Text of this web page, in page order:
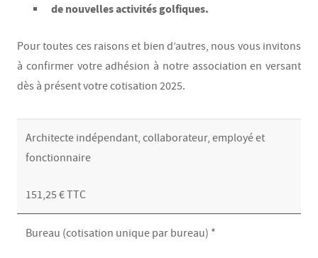
de nouvelles activités golfiques.
Pour toutes ces raisons et bien d’autres, nous vous invitons
à confirmer votre adhésion à notre association en versant
dès à présent votre cotisation 2025.
Architecte indépendant, collaborateur, employé et
fonctionnaire
151,25 € TTC
Bureau (cotisation unique par bureau) *